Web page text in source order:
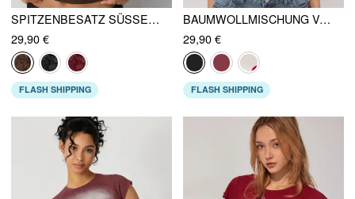
SPITZENBESATZ SÜSSER AUSSCHNITT KURZARM T-SHIRT
29,90 €
FLASH SHIPPING
BAUMWOLLMISCHUNG V-AUSSCHNITT SPITZE TRIM T-SHIRT
29,90 €
FLASH SHIPPING